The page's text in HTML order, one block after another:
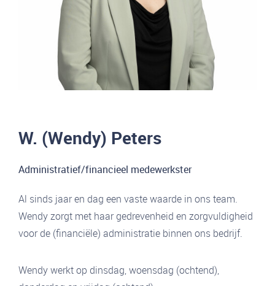
W. (Wendy) Peters
Administratief/financieel medewerkster
Al sinds jaar en dag een vaste waarde in ons team.
Wendy zorgt met haar gedrevenheid en zorgvuldigheid
voor de (financiële) administratie binnen ons bedrijf.
Wendy werkt op dinsdag, woensdag (ochtend),